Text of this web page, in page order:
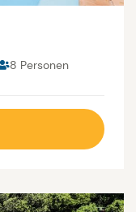
8 Personen